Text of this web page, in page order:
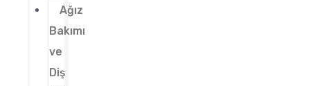
Ağız
Bakımı
ve
Diş